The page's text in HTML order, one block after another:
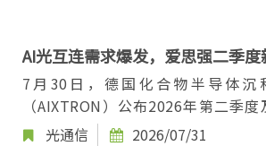
AI光互连需求爆发，爱思强二季
长81%
7月30日，德国化合物半导体沉
（AIXTRON）公布2026年第二季
第二季度公司实现营收1.151亿欧
光通信 2026/07/31